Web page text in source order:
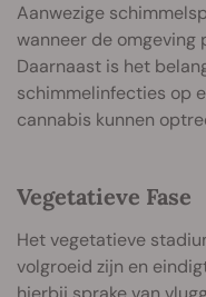
Aanwezige
wanneer de omgeving
Daarnaast is het
schimmelinfecties op
cannabis kunnen
Vegetatieve Fase
Het vegetatieve
volgroeid zijn en